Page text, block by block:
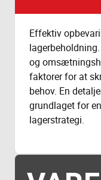
Effektiv
og
faktorer for at
behov. En
grundlaget for
lagerstrategi.